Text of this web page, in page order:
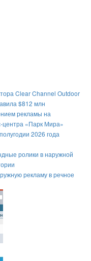
Clear Channel Outdoor
$812 млн
рекламы на
центра «Парк Мира»
2026 года
ролики в наружной
рекламу в речное